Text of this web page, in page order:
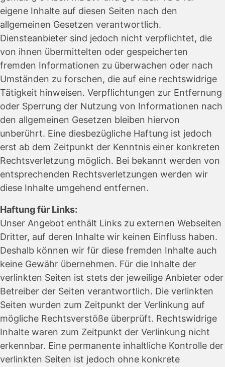
eigene Inhalte auf diesen Seiten nach den
allgemeinen Gesetzen verantwortlich.
Diensteanbieter sind jedoch nicht verpflichtet, die
von ihnen übermittelten oder gespeicherten
fremden Informationen zu überwachen oder nach
Umständen zu forschen, die auf eine rechtswidrige
Tätigkeit hinweisen. Verpflichtungen zur Entfernung
oder Sperrung der Nutzung von Informationen nach
den allgemeinen Gesetzen bleiben hiervon
unberührt. Eine diesbezügliche Haftung ist jedoch
erst ab dem Zeitpunkt der Kenntnis einer konkreten
Rechtsverletzung möglich. Bei bekannt werden von
entsprechenden Rechtsverletzungen werden wir
diese Inhalte umgehend entfernen.
Haftung für Links:
Unser Angebot enthält Links zu externen Webseiten
Dritter, auf deren Inhalte wir keinen Einfluss haben.
Deshalb können wir für diese fremden Inhalte auch
keine Gewähr übernehmen. Für die Inhalte der
verlinkten Seiten ist stets der jeweilige Anbieter oder
Betreiber der Seiten verantwortlich. Die verlinkten
Seiten wurden zum Zeitpunkt der Verlinkung auf
mögliche Rechtsverstöße überprüft. Rechtswidrige
Inhalte waren zum Zeitpunkt der Verlinkung nicht
erkennbar. Eine permanente inhaltliche Kontrolle der
verlinkten Seiten ist jedoch ohne konkrete